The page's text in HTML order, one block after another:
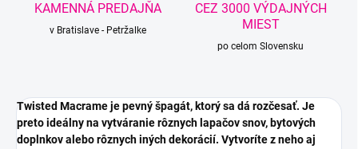
KAMENNÁ PREDAJŇA
v Bratislave - Petržalke
CEZ 3000 VÝDAJNÝCH
MIEST
po celom Slovensku
Twisted Macrame je pevný špagát, ktorý sa dá rozčesať. Je
preto ideálny na vytváranie rôznych lapačov snov, bytových
doplnkov alebo rôznych iných dekorácií. Vytvoríte z neho aj